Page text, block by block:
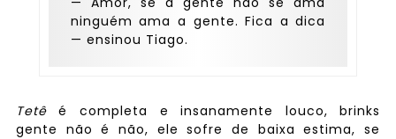
ninguém ama a gente. Fica a dica
— ensinou Tiago.
Tetêé completa e insanamente louco, brinks
gente não é não, ele sofre de baixa estima, se